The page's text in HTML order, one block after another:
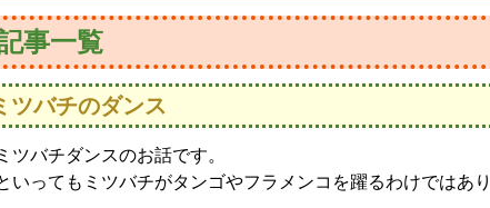
事一覧
ツバチのダンス
ツバチダンスのお話です。
いってもミツバチがタンゴやフラメンコを躍るわけではあ